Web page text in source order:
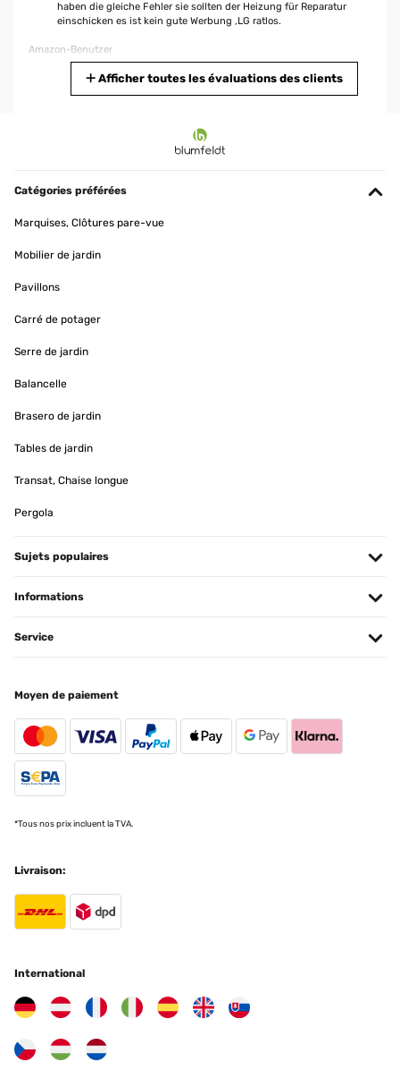
haben die gleiche Fehler sie sollten der Heizung für Reparatur
einschicken es ist kein gute Werbung ,LG ratlos.
Amazon-Benutzer
Winter in meinem Wintergarten absolut ausreichend.
Amazon-Benutzer
Wir heizen 10 Minute voll vor und dann halbe Leistung. Wir werden
anschaffen.
12/11/2025
Klasse Heizstrahler. Schnelle Lieferung und gut verpackt. Von der
Bedienung einfach einzustellen. Bei dem Anbau würde ich mit
noch jemanden dazu holen, da er doch ein bißchen was wiegt. Von
der Heizstrahlung her war ich auch angetan. 20qm Sommergarten
verkehrt machen. Hab ihn an der Wand verbaut.
Super sicher verpackt und schnell geliefert.Tolle Optik und schönes
App-Lösung ist nicht notwendig.Montage etwas fummelig, aber
machbar.Ich wünschte mir eine stärkere Rückwanddämmung,
wird.@blumfeldt Heizstrahler: oder habt ihr was zum nachrüsten,
um die hintere Abstrahlung zu verringern?
Afficher toutes les évaluations des clients
Catégories préférées
Marquises, Clôtures pare-vue
Mobilier de jardin
Pavillons
Carré de potager
Serre de jardin
Balancelle
Brasero de jardin
Tables de jardin
Transat, Chaise longue
Pergola
Sujets populaires
Informations
Service
Moyen de paiement
*Tous nos prix incluent la TVA.
Livraison:
International